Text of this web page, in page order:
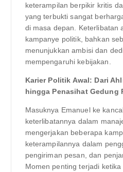
keterampilan berpikir kritis
yang terbukti sangat
di masa depan. Keterlibatan
kampanye politik, bahkan
menunjukkan ambisi dan
mempengaruhi kebijakan.
Karier Politik Awal: Dari
hingga Penasihat Gedung
Masuknya Emanuel ke
keterlibatannya dalam
mengerjakan beberapa
keterampilannya dalam
pengiriman pesan, dan
Momen penting terjadi